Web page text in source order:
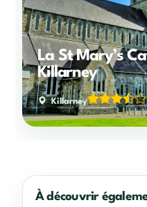
La St Mary’s
Killarney
Killarney
À découvrir